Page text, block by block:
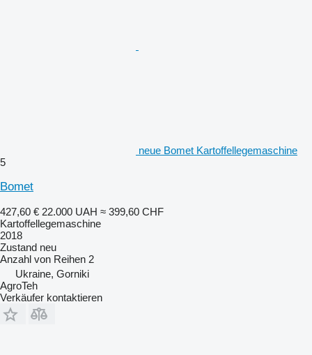
neue Bomet Kartoffellegemaschine
5
Bomet
427,60 € 22.000 UAH ≈ 399,60 CHF
Kartoffellegemaschine
2018
Zustand neu
Anzahl von Reihen 2
Ukraine, Gorniki
AgroTeh
Verkäufer kontaktieren